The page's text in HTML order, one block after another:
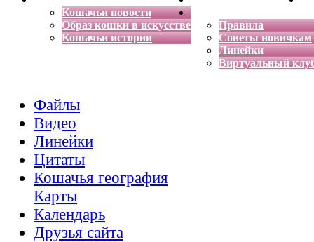
Кошачьи новости
Образ кошки в искусстве
Кошачьи истории
Правила
Советы новичкам
Линейки
Виртуальный
Файлы
Видео
Линейки
Цитаты
Кошачья география
Карты
Календарь
Друзья сайта